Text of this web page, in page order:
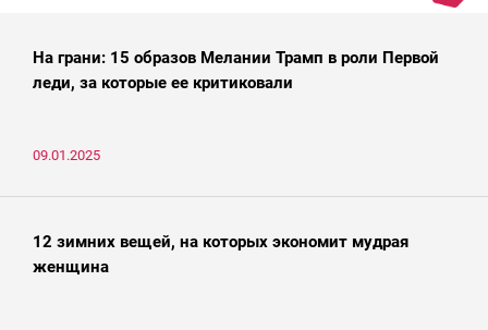
На грани: 15 образов Мелании Трамп в роли Первой
леди, за которые ее критиковали
09.01.2025
12 зимних вещей, на которых экономит мудрая
женщина